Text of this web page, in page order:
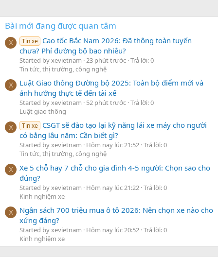
Bài mới đang được quan tâm
X Tin xe Cao tốc Bắc Nam 2026: Đã thông toàn tuyến
chưa? Phí đường bộ bao nhiêu?
Started by xevietnam 23 phút trước Trả lời: 0
Tin tức, thị trường, công nghệ
X
Luật Giao thông Đường bộ 2025: Toàn bộ điểm mới và
ảnh hưởng thực tế đến tài xế
Started by xevietnam 52 phút trước Trả lời: 0
Luật giao thông
X Tin xe CSGT sẽ đào tạo lại kỹ năng lái xe máy cho người
có bằng lâu năm: Cần biết gì?
Started by xevietnam Hôm nay lúc 21:52 Trả lời: 0
Tin tức, thị trường, công nghệ
X
Xe 5 chỗ hay 7 chỗ cho gia đình 4-5 người: Chọn sao cho
đúng?
Started by xevietnam Hôm nay lúc 21:22 Trả lời: 0
Kinh nghiệm xe
X
Ngân sách 700 triệu mua ô tô 2026: Nên chọn xe nào cho
xứng đáng?
Started by xevietnam Hôm nay lúc 20:52 Trả lời: 0
Kinh nghiệm xe